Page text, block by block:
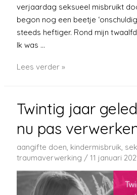
verjaardag seksueel misbruikt
begon nog een beetje
steeds heftiger. Rond mijn
Ik was …
Misbruikt
Lees verder »
Twintig jaar
nu pas
aangifte doen, kindermisbruik,
traumaverwerking /11 januari